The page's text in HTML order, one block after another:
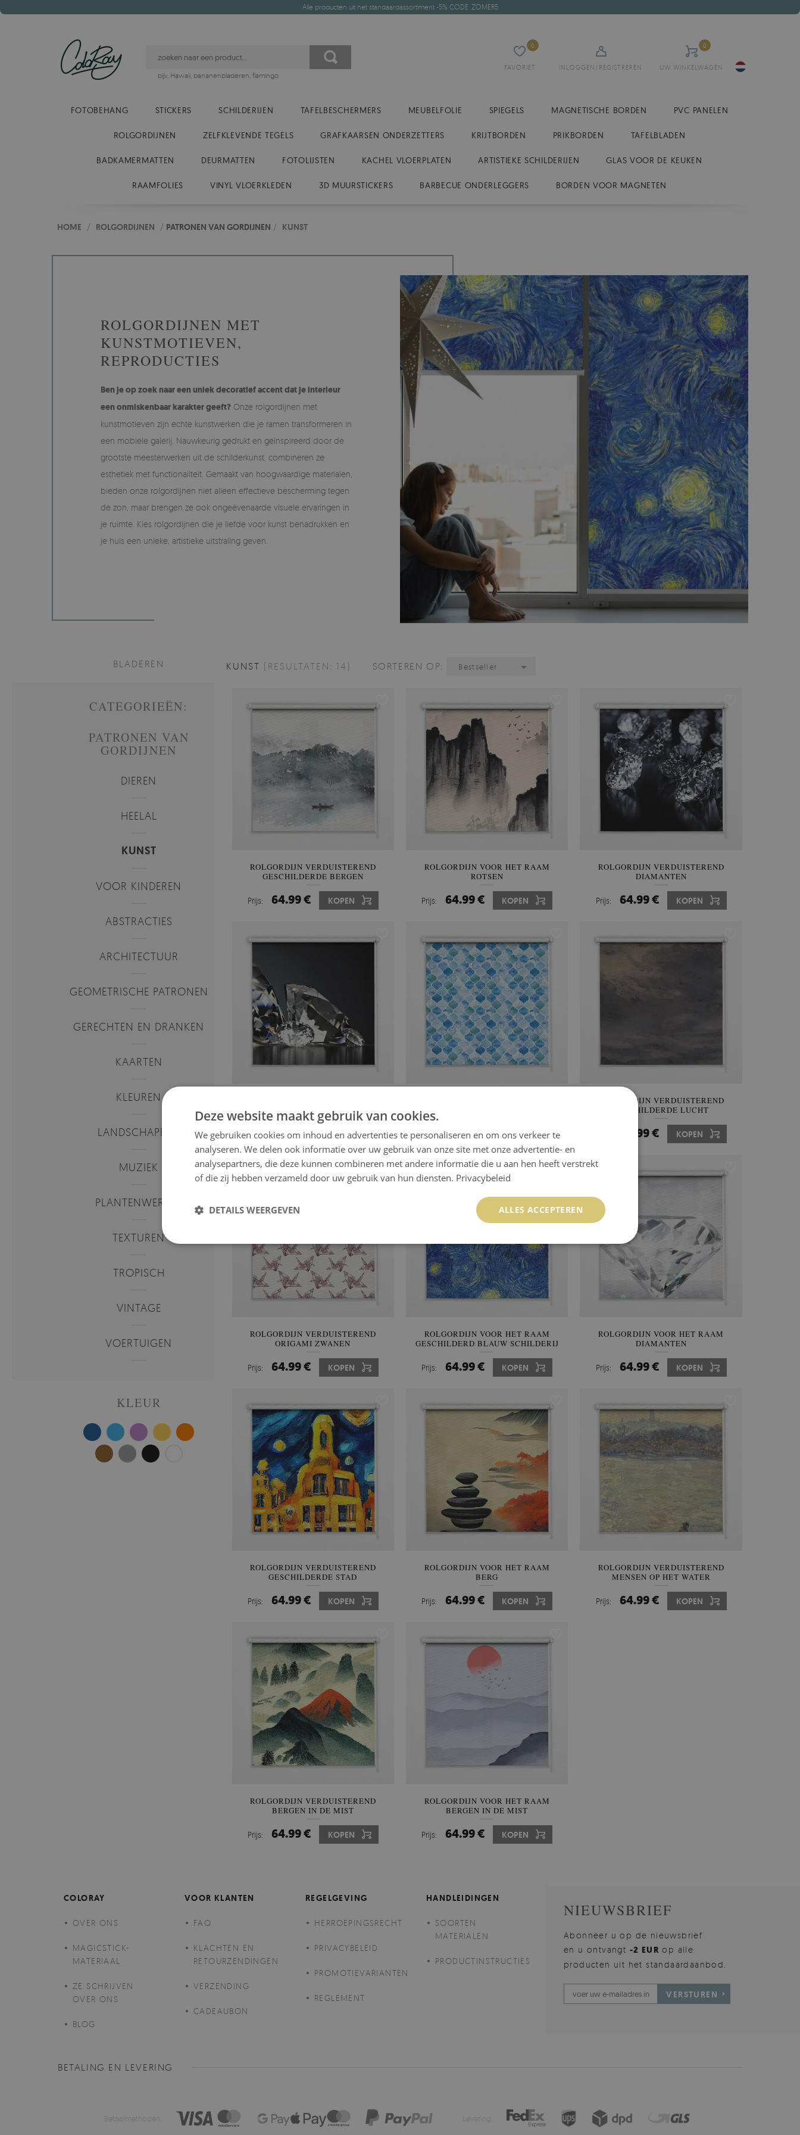
Alle producten uit het standaardassortiment -5% CODE: ZOMER5
FAVORIET
0
INLOGGEN/REGISTREREN UW WINKELWAGEN
0
bijv. Hawaii, bananenbladeren, flamingo
FOTOBEHANG STICKERS SCHILDERIJEN TAFELBESCHERMERS MEUBELFOLIE SPIEGELS MAGNETISCHE BORDEN PVC PANELEN
ROLGORDIJNEN ZELFKLEVENDE TEGELS GRAFKAARSEN ONDERZETTERS KRIJTBORDEN PRIKBORDEN TAFELBLADEN
BADKAMERMATTEN DEURMATTEN FOTOLIJSTEN KACHEL VLOERPLATEN ARTISTIEKE SCHILDERIJEN GLAS VOOR DE KEUKEN
RAAMFOLIES VINYL VLOERKLEDEN 3D MUURSTICKERS BARBECUE ONDERLEGGERS BORDEN VOOR MAGNETEN
HOME / ROLGORDIJNEN / PATRONEN VAN GORDIJNEN / KUNST
ROLGORDIJNEN MET
KUNSTMOTIEVEN,
REPRODUCTIES
Ben je op zoek naar een uniek decoratief accent dat je interieur
een onmiskenbaar karakter geeft? Onze rolgordijnen met
kunstmotieven zijn echte kunstwerken die je ramen transformeren in
een mobiele galerij. Nauwkeurig gedrukt en geïnspireerd door de
grootste meesterwerken uit de schilderkunst, combineren ze
esthetiek met functionaliteit. Gemaakt van hoogwaardige materialen,
bieden onze rolgordijnen niet alleen effectieve bescherming tegen
de zon, maar brengen ze ook ongeëvenaarde visuele ervaringen in
je ruimte. Kies rolgordijnen die je liefde voor kunst benadrukken en
je huis een unieke, artistieke uitstraling geven.
BLADEREN
CATEGORIEËN:
PATRONEN VAN
GORDIJNEN
DIEREN
HEELAL
KUNST
VOOR KINDEREN
ABSTRACTIES
ARCHITECTUUR
GEOMETRISCHE PATRONEN
GERECHTEN EN DRANKEN
KAARTEN
KLEUREN
LANDSCHAPPEN
MUZIEK
PLANTENWERELD
TEXTUREN
TROPISCH
VINTAGE
VOERTUIGEN
KLEUR
KUNST [RESULTATEN: 14] SORTEREN OP: Bestseller
ROLGORDIJN VERDUISTEREND
GESCHILDERDE BERGEN
Prijs: 64.99 € KOPEN
ROLGORDIJN VOOR HET RAAM
ROTSEN
Prijs: 64.99 € KOPEN
ROLGORDIJN VERDUISTEREND
DIAMANTEN
Prijs: 64.99 € KOPEN
DIAMANTEN
Prijs: 64.99 € KOPEN Prijs: 64.99 € KOPEN
ROLGORDIJN VERDUISTEREND
GESCHILDERDE LUCHT
64.99 € KOPEN
ROLGORDIJN VERDUISTEREND
ORIGAMI ZWANEN
Prijs: 64.99 € KOPEN
ROLGORDIJN VOOR HET RAAM
GESCHILDERD BLAUW SCHILDERIJ
Prijs: 64.99 € KOPEN
ROLGORDIJN VOOR HET RAAM
DIAMANTEN
Prijs: 64.99 € KOPEN
ROLGORDIJN VERDUISTEREND
GESCHILDERDE STAD
Prijs: 64.99 € KOPEN
ROLGORDIJN VOOR HET RAAM
BERG
Prijs: 64.99 € KOPEN
ROLGORDIJN VERDUISTEREND
MENSEN OP HET WATER
Prijs: 64.99 € KOPEN
ROLGORDIJN VERDUISTEREND
BERGEN IN DE MIST
Prijs: 64.99 € KOPEN
ROLGORDIJN VOOR HET RAAM
BERGEN IN DE MIST
Prijs: 64.99 € KOPEN
COLORAY
OVER ONS
MAGICSTICK-
MATERIAAL
ZE SCHRIJVEN
OVER ONS
BLOG
VOOR KLANTEN
FAQ
KLACHTEN EN
RETOURZENDINGEN
VERZENDING
CADEAUBON
REGELGEVING
HERROEPINGSRECHT
PRIVACYBELEID
PROMOTIEVARIANTEN
REGLEMENT
HANDLEIDINGEN
SOORTEN
MATERIALEN
PRODUCTINSTRUCTIES
NIEUWSBRIEF
Abonneer u op de nieuwsbrief
en u ontvangt -2 EUR op alle
producten uit het standaardaanbod.
VERSTUREN
BETALING EN LEVERING
Betaalmethoden: Levering:
Deze website maakt gebruik van cookies.
We gebruiken cookies om inhoud en advertenties te personaliseren en om ons verkeer te
analyseren. We delen ook informatie over uw gebruik van onze site met onze advertentie- en
analysepartners, die deze kunnen combineren met andere informatie die u aan hen heeft verstrekt
of die zij hebben verzameld door uw gebruik van hun diensten. Privacybeleid
ALLES ACCEPTEREN
DETAILS WEERGEVEN